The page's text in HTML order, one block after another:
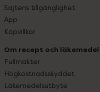
Sajtens tillgänglighet
App
Köpvillkor
Om recept och läkemedel
Fullmakter
Högkostnadsskyddet
Läkemedelsutbyte